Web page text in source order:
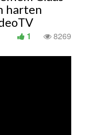
harten
8269
1